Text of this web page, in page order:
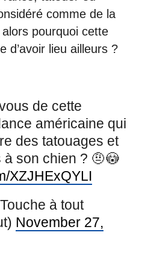
comme de la
pourquoi cette
d’avoir lieu ailleurs ?
de cette
américaine qui
des tatouages ​​et
à son chien ? 🤨😳
XZJHExQYLI
à tout
November 27,